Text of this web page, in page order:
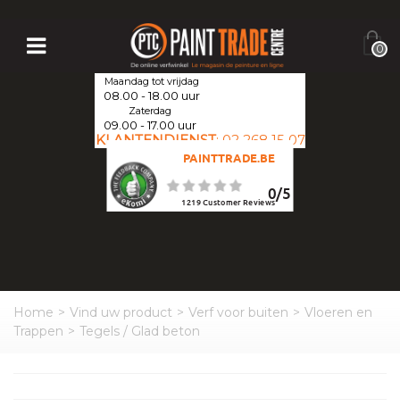
0
Maandag tot vrijdag
08.00 - 18.00 uur
Zaterdag
09.00 - 17.00 uur
KLANTENDIENST: 02 268 15 07
PAINTTRADE.BE
0/5
1219Customer Reviews
Home > Vind uw product > Verf voor buiten > Vloeren en
Trappen > Tegels / Glad beton